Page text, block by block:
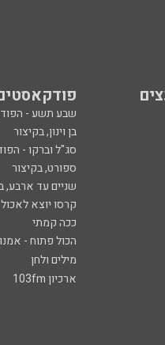
שבע תשע -
בן וינון, בקיצור
סג"ל וברקו -
ספורט, בקיצור
שניים עד ארבע,
קרסו יוצא לאכול
ככה קמתי
הכול פתוח -
מילים ולחן
ארכיון 103fm